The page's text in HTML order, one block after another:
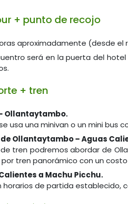
+ punto de recojo
aproximadamente (desde
será en la puerta del
+ tren
Ollantaytambo.
usa una minivan o un mini bus
Ollantaytambo – Aguas
tren podremos abordar de
tren panorámico con un
a Machu Picchu.
horarios de partida establecido,